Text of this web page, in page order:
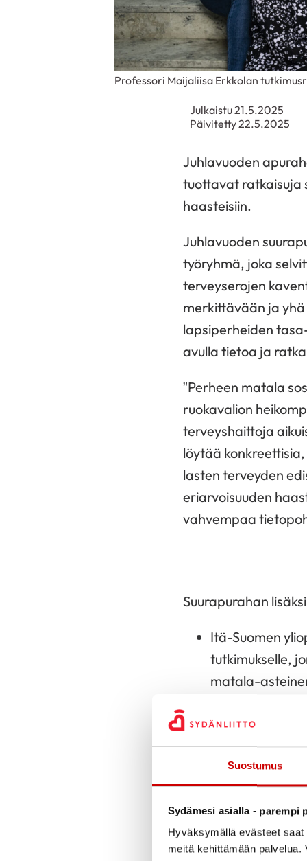
Suostumus
Sydämesi asialla - parempi
Hyväksymällä evästeet
meitä kehittämään
Julkaistu 21.5.2025
Päivitetty 22.5.2025
Professori Maijaliisa Erkkolan
Juhlavuoden
tuottavat ratkaisuja
haasteisiin.
Juhlavuoden
työryhmä, joka
terveyserojen
merkittävään ja
lapsiperheiden
avulla tietoa ja
”Perheen matala
ruokavalion
terveyshaittoja
löytää
lasten terveyden
eriarvoisuuden
vahvempaa
Suurapurahan
Itä-Suomen
tutkimukselle,
matala-
Jyväskylän
tutkimukselle,
Tampereen